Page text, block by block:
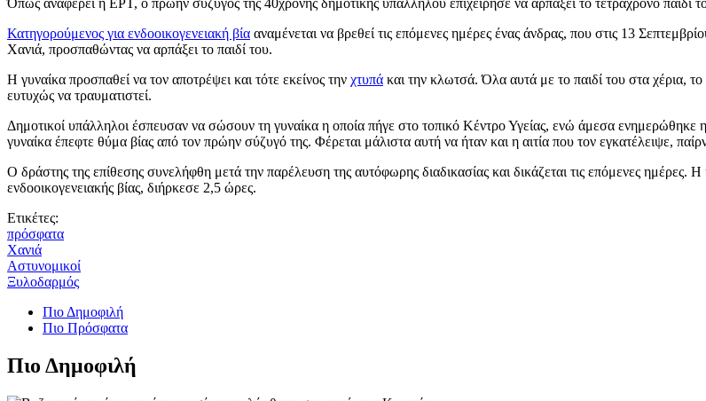
Κατηγορούμενος για ενδοοικογενειακή βία αναμένεται να βρεθεί τις επόμενες ημέρες ένας άνδρας, που στις 13
Χανιά, προσπαθώντας να αρπάξει το παιδί του.
Η γυναίκα προσπαθεί να τον αποτρέψει και τότε εκείνος την χτυπά και την κλωτσά. Όλα αυτά με το παιδί του στα χέρια, το
ευτυχώς να τραυματιστεί.
Δημοτικοί υπάλληλοι έσπευσαν να σώσουν τη γυναίκα η οποία πήγε στο τοπικό Κέντρο Υγείας, ενώ άμεσα
γυναίκα έπεφτε θύμα βίας από τον πρώην σύζυγό της. Φέρεται μάλιστα αυτή να ήταν και η αιτία που τον εγκατέλειψε,
Ο δράστης της επίθεσης συνελήφθη μετά την παρέλευση της αυτόφωρης διαδικασίας και δικάζεται τις επόμενες ημέρες.
ενδοοικογενειακής βίας, διήρκεσε 2,5 ώρες.
Ετικέτες:
πρόσφατα
Χανιά
Αστυνομικοί
Ξυλοδαρμός
Πιο Δημοφιλή
Πιο Πρόσφατα
Πιο Δημοφιλή